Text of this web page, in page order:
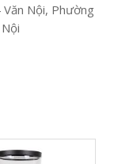
Nội, Phường